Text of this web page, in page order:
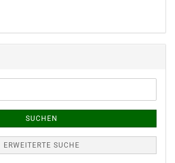
SUCHEN
ERWEITERTE SUCHE